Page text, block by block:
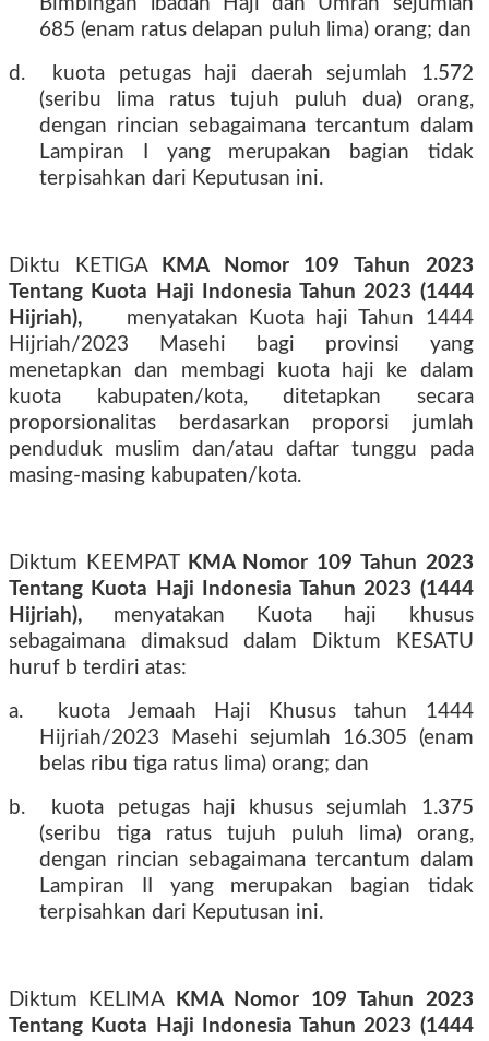
685 (enam ratus delapan puluh lima) orang; dan
d.
kuota petugas haji daerah sejumlah 1.572
(seribu lima ratus tujuh puluh dua) orang,
dengan rincian sebagaimana tercantum dalam
Lampiran I yang merupakan bagian tidak
terpisahkan dari Keputusan ini.
Diktu KETIGA
KMA Nomor 109 Tahun 2023
Tentang Kuota Haji Indonesia Tahun 2023 (1444
Hijriah),
menyatakan Kuota haji Tahun 1444
Hijriah/2023 Masehi bagi provinsi yang
menetapkan dan membagi kuota haji ke dalam
kuota kabupaten/kota, ditetapkan secara
proporsionalitas berdasarkan proporsi jumlah
penduduk muslim dan/atau daftar tunggu pada
masing-masing kabupaten/kota.
Diktum KEEMPAT KMA Nomor 109 Tahun 2023
Tentang Kuota Haji Indonesia Tahun 2023 (1444
Hijriah),
menyatakan Kuota haji khusus
sebagaimana dimaksud dalam Diktum KESATU
huruf b terdiri atas:
a.
kuota Jemaah Haji Khusus tahun 1444
Hijriah/2023 Masehi sejumlah 16.305 (enam
belas ribu tiga ratus lima) orang; dan
b.
kuota petugas haji khusus sejumlah 1.375
(seribu tiga ratus tujuh puluh lima) orang,
dengan rincian sebagaimana tercantum dalam
Lampiran II yang merupakan bagian tidak
terpisahkan dari Keputusan ini.
Diktum KELIMA
KMA Nomor 109 Tahun 2023
Tentang Kuota Haji Indonesia Tahun 2023 (1444